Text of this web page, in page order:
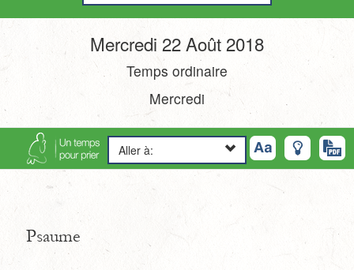
Mercredi 22 Août 2018
Temps ordinaire
Mercredi
Aller à:
Psaume